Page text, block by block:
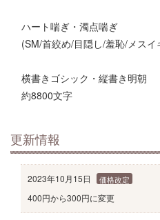
ハート喘ぎ・濁点喘ぎ
(SM/首絞め/目隠し/羞恥/メス
横書きゴシック・縦書き明朝
約8800文字
更新情報
2023年10月15日 価格改定
400円から300円に変更